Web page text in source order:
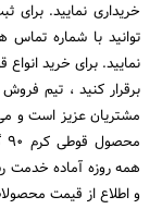
توانید با شماره
برقرار کنید ، تیم
مشتریان عزیز است و
همه روزه آماده
و اطلاع از قیمت